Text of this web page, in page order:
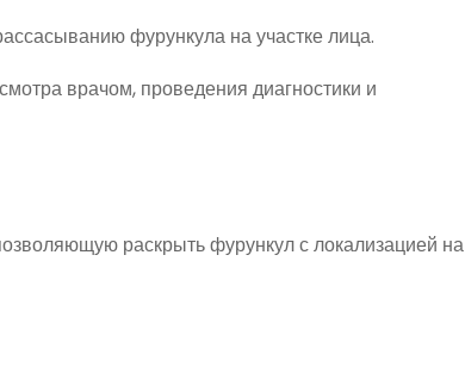
фурункула на участке лица.
врачом, проведения диагностики и
раскрыть фурункул с локализацией на